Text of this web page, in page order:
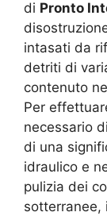
di Pronto
intasati da
detriti di
contenuto
Per
necessario
di una
idraulico e
pulizia dei
sotterranee,